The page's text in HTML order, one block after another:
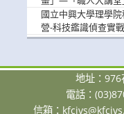
參與。
國立中興大學理學
營-科技鑑識偵查實
加。
地址：
電話：
信箱：